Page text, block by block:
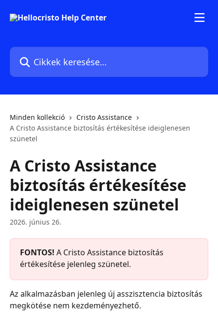
Cikkek keresése…
Minden kollekció
Cristo Assistance
A Cristo Assistance biztosítás értékesítése ideiglenesen
szünetel
A Cristo Assistance
biztosítás értékesítése
ideiglenesen szünetel
2026. június 26.
FONTOS! A Cristo Assistance biztosítás
értékesítése jelenleg szünetel.
Az alkalmazásban jelenleg új asszisztencia biztosítás
megkötése nem kezdeményezhető.